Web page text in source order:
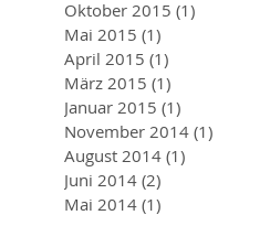
Oktober 2015 (1)
Mai 2015 (1)
April 2015 (1)
März 2015 (1)
Januar 2015 (1)
November 2014 (1)
August 2014 (1)
Juni 2014 (2)
Mai 2014 (1)